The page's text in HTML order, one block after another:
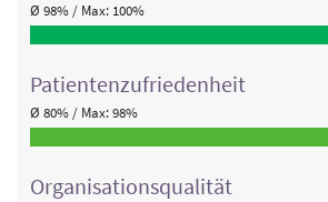
Ø 98% / Max: 100%
Patienten­zufriedenheit
Ø 80% / Max: 98%
Organisations­qualität